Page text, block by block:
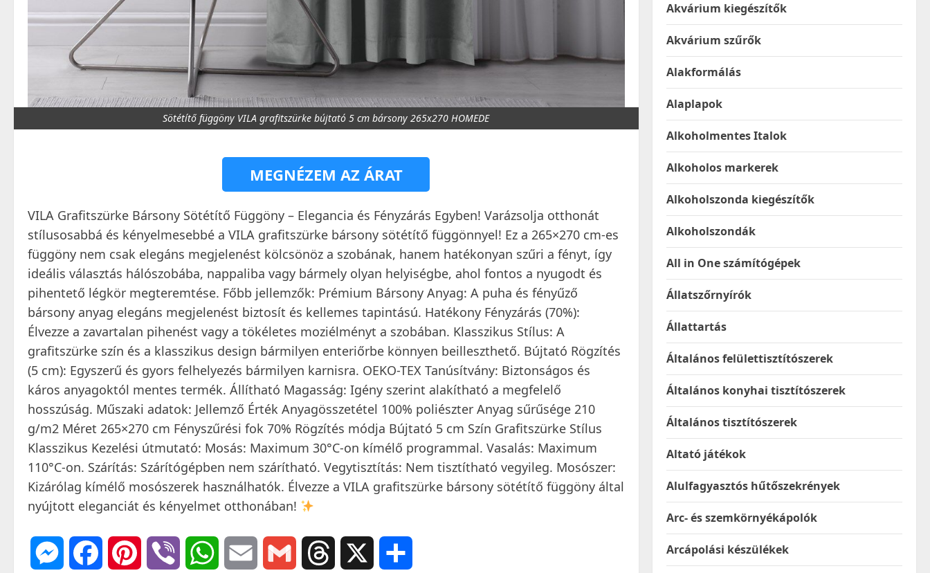
Sötétítő függöny VILA grafitszürke bújtató 5 cm bársony 265x270 HOMEDE
MEGNÉZEM AZ ÁRAT
VILA Grafitszürke Bársony Sötétítő Függöny – Elegancia és Fényzárás Egyben! Varázsolja otthonát
stílusosabbá és kényelmesebbé a VILA grafitszürke bársony sötétítő függönnyel! Ez a 265×270 cm-es
függöny nem csak elegáns megjelenést kölcsönöz a szobának, hanem hatékonyan szűri a fényt, így
ideális választás hálószobába, nappaliba vagy bármely olyan helyiségbe, ahol fontos a nyugodt és
pihentető légkör megteremtése. Főbb jellemzők: Prémium Bársony Anyag: A puha és fényűző
bársony anyag elegáns megjelenést biztosít és kellemes tapintású. Hatékony Fényzárás (70%):
Élvezze a zavartalan pihenést vagy a tökéletes moziélményt a szobában. Klasszikus Stílus: A
grafitszürke szín és a klasszikus design bármilyen enteriőrbe könnyen beilleszthető. Bújtató Rögzítés
(5 cm): Egyszerű és gyors felhelyezés bármilyen karnisra. OEKO-TEX Tanúsítvány: Biztonságos és
káros anyagoktól mentes termék. Állítható Magasság: Igény szerint alakítható a megfelelő
hosszúság. Műszaki adatok: Jellemző Érték Anyagösszetétel 100% poliészter Anyag sűrűsége 210
g/m2 Méret 265×270 cm Fényszűrési fok 70% Rögzítés módja Bújtató 5 cm Szín Grafitszürke Stílus
Klasszikus Kezelési útmutató: Mosás: Maximum 30°C-on kímélő programmal. Vasalás: Maximum
110°C-on. Szárítás: Szárítógépben nem szárítható. Vegytisztítás: Nem tisztítható vegyileg. Mosószer:
Kizárólag kímélő mosószerek használhatók. Élvezze a VILA grafitszürke bársony sötétítő függöny által
nyújtott eleganciát és kényelmet otthonában!
MessengerFacebookPinterest Viber WhatsAppEmail Gmail Threads
Akvárium kiegészítők
Akvárium szűrők
Alakformálás
Alaplapok
Alkoholmentes Italok
Alkoholos markerek
Alkoholszonda kiegészítők
Alkoholszondák
All in One számítógépek
Állatszőrnyírók
Állattartás
Általános felülettisztítószerek
Általános konyhai tisztítószerek
Általános tisztítószerek
Altató játékok
Alulfagyasztós hűtőszekrények
Arc- és szemkörnyékápolók
Arcápolási készülékek